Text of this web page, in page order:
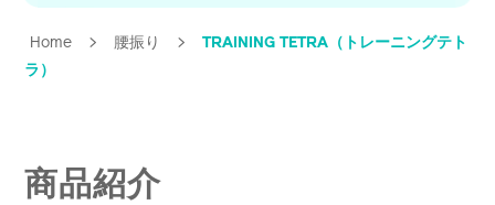
Home > 腰振り >
TRAINING TETRA（トレーニングテト
ラ）
商品紹介